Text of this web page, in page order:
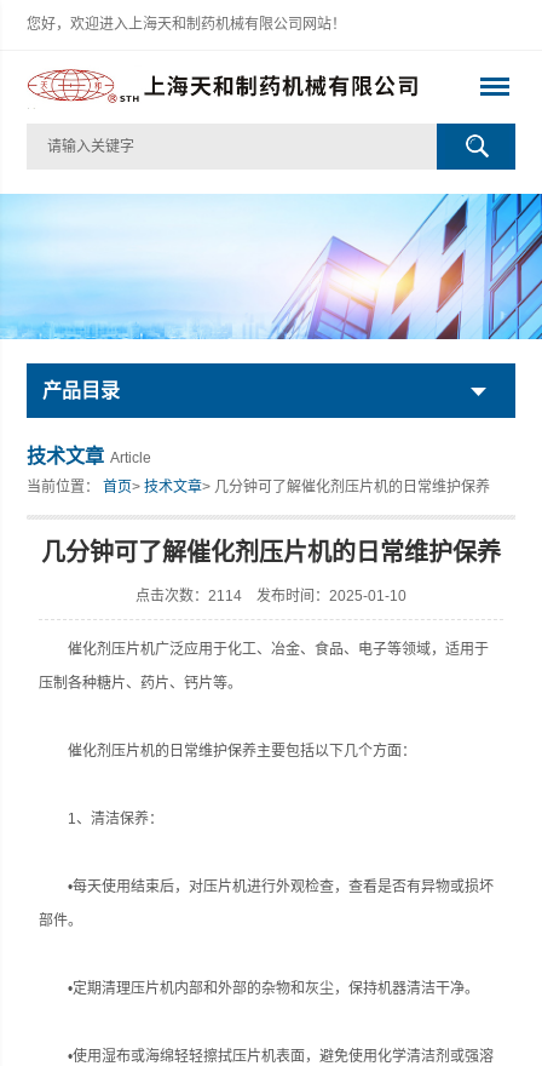
您好，欢迎进入上海天和制药机械有限公司网站！
上海天和制药机械有限公司
产品目录
技术文章 Article
当前位置：首页>技术文章> 几分钟可了解催化剂压片机的日常维护保养
几分钟可了解催化剂压片机的日常维护保养
点击次数：2114 发布时间：2025-01-10
催化剂压片机广泛应用于化工、冶金、食品、电子等领域，适用于
压制各种糖片、药片、钙片等‌。
催化剂压片机的日常维护保养‌主要包括以下几个方面：
‌1、清洁保养‌：
•每天使用结束后，对压片机进行外观检查，查看是否有异物或损坏
部件‌。
•定期清理压片机内部和外部的杂物和灰尘，保持机器清洁干净‌。
•使用湿布或海绵轻轻擦拭压片机表面，避免使用化学清洁剂或强溶